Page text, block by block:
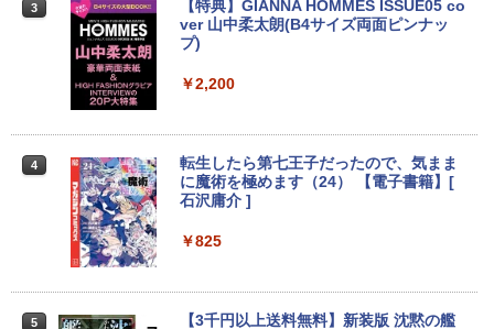
【超軽量2in1 タッチパネル】中古 ノー
56GB 12.5型フルHD Windows11 MS Of
fice付き 軽量 持ち運び便利 WiFi Blueto
oth Type-C USB3.0 安心保証
【★最大100%ポイント】富士通 LIFEBO
OK U938/第7世代 Core i5/メモリ:4GB/8
Windows11 中古パソコン EPSON エプ
メモリ8GB HDD500GB 18.5インチ ディ
【中古】
￥17,600
￥22,660
スプレイ 23.8型/LCD-A241DB
【当日発送】I-O DATA アイ・オー・デー
DSパネル 23.8型ワイド液晶 ブラック 24
￥12,720
3
【特典】GIANNA HOMMES ISSUE05 co
ver 山中柔太朗(B4サイズ両面ピンナッ
プ)
￥2,200
4
転生したら第七王子だったので、気まま
に魔術を極めます（24） 【電子書籍】[
石沢庸介 ]
￥825
5 【3千円以上送料無料】新装版 沈黙の艦